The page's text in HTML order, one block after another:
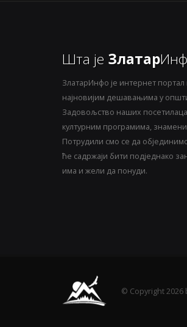
Шта је Златар
ЗлатарИнфо је интернет
најновијим дешавањима у
Задовољство наших
културним програмима,
Потрудили смо се да
ће садржаји бити подједнако
има и жели да понуди.
© Copyright 2026